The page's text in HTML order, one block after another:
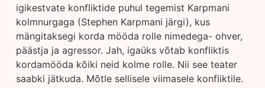
igikestvate konfliktide puhul tegemist Karpmani
kolmnurgaga (Stephen Karpmani järgi), kus
mängitaksegi korda mööda rolle nimedega- ohver,
päästja ja agressor. Jah, igaüks võtab konfliktis
kordamööda kõiki neid kolme rolle. Nii see teater
saabki jätkuda. Mõtle sellisele viimasele konfliktile.